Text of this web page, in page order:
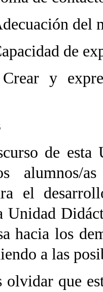
del
de
Crear y
de esta
alumnos/
el
Unidad
hacia los
a las
que